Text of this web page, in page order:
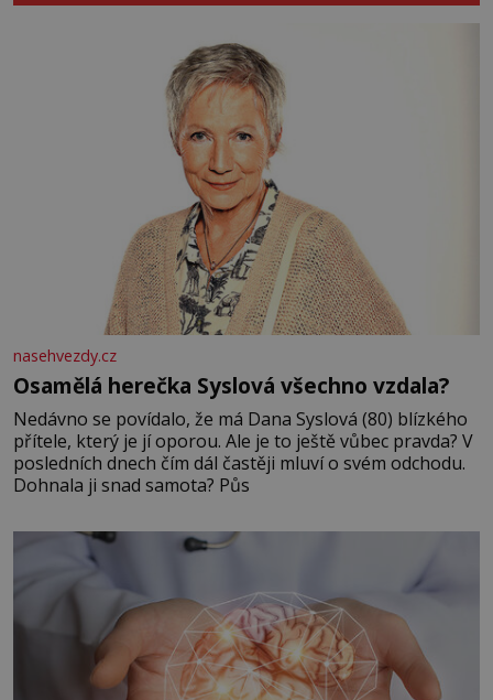
nasehvezdy.cz
Osamělá herečka Syslová všechno vzdala?
Nedávno se povídalo, že má Dana Syslová (80) blízkého
přítele, který je jí oporou. Ale je to ještě vůbec pravda? V
posledních dnech čím dál častěji mluví o svém odchodu.
Dohnala ji snad samota? Půs